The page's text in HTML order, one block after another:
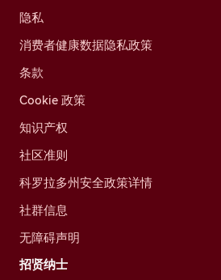
隐私
消费者健康数据隐私政策
条款
Cookie 政策
知识产权
社区准则
科罗拉多州安全政策详情
社群信息
无障碍声明
招贤纳士